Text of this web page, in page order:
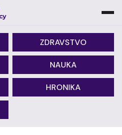
ZDRAVSTVO
NAUKA
HRONIKA